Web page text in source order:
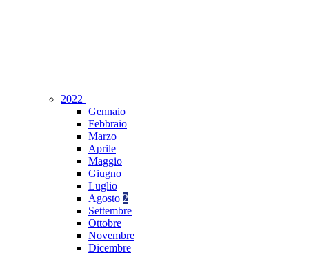
2022
Gennaio
Febbraio
Marzo
Aprile
Maggio
Giugno
Luglio
Agosto 2
Settembre
Ottobre
Novembre
Dicembre